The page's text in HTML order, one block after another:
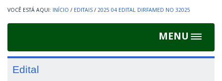
INÍCIO / EDITAIS / 2025 04 EDITAL DIRFAMED NO 32025
MENU
Toggle
Edital